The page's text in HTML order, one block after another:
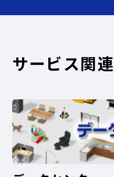
サービス関連